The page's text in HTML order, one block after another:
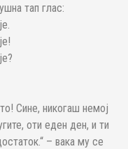
тап глас:
Сине, никогаш немој
оти еден ден, и ти
– вака му се